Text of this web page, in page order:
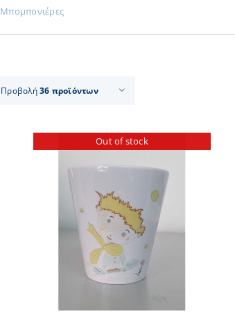
Μπομπονιέρες
Προβολή36 προϊόντων
Out of stock
ΠΡΟΣΘΗΚΗ ΣΤΟ ΚΑΛΑΘΙ
ΛΕΠΤΟΜΕΡΕΙΕΣ